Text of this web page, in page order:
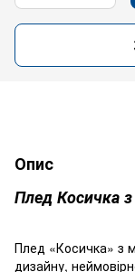
Опис
Плед Косичка
Плед «Косичка» з
дизайну,